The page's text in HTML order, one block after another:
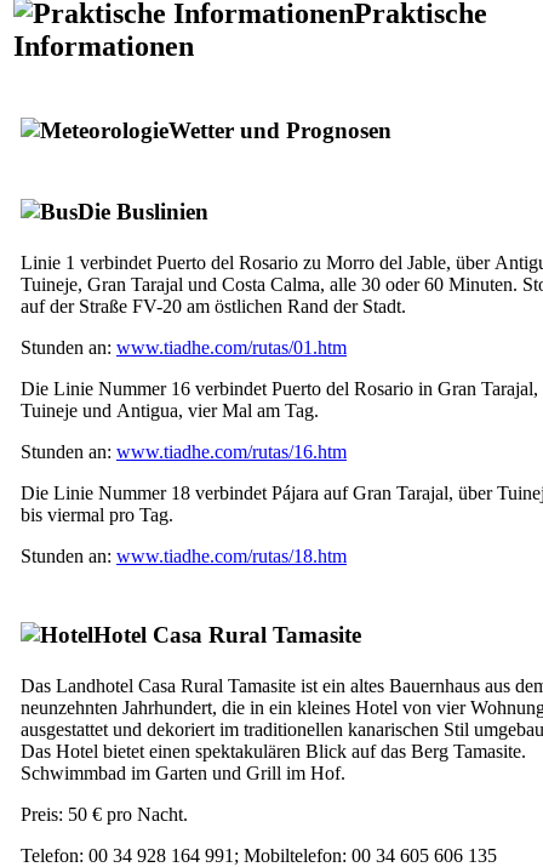
Praktische
Informationen
Wetter und Prognosen
Die Buslinien
Linie 1 verbindet Puerto del Rosario zu Morro del Jable, über
Tuineje, Gran Tarajal und Costa Calma, alle 30 oder 60 Minuten.
auf der Straße FV-20 am östlichen Rand der Stadt.
Stunden an: www.tiadhe.com/rutas/01.htm
Die Linie Nummer 16 verbindet Puerto del Rosario in Gran Tarajal,
Tuineje und Antigua, vier Mal am Tag.
Stunden an: www.tiadhe.com/rutas/16.htm
Die Linie Nummer 18 verbindet Pájara aufGran Tarajal, über
bis viermal pro Tag.
Stunden an: www.tiadhe.com/rutas/18.htm
Hotel Casa Rural Tamasite
Das Landhotel Casa Rural Tamasite ist ein altes Bauernhaus aus
neunzehnten Jahrhundert, die in ein kleines Hotel von vier
ausgestattet und dekoriert im traditionellen kanarischen Stil
Das Hotel bietet einen spektakulären Blick auf das Berg Tamasite.
Schwimmbad im Garten und Grill im Hof.
Preis: 50 € pro Nacht.
Telefon: 00 34 928 164 991; Mobiltelefon: 00 34 605 606 135